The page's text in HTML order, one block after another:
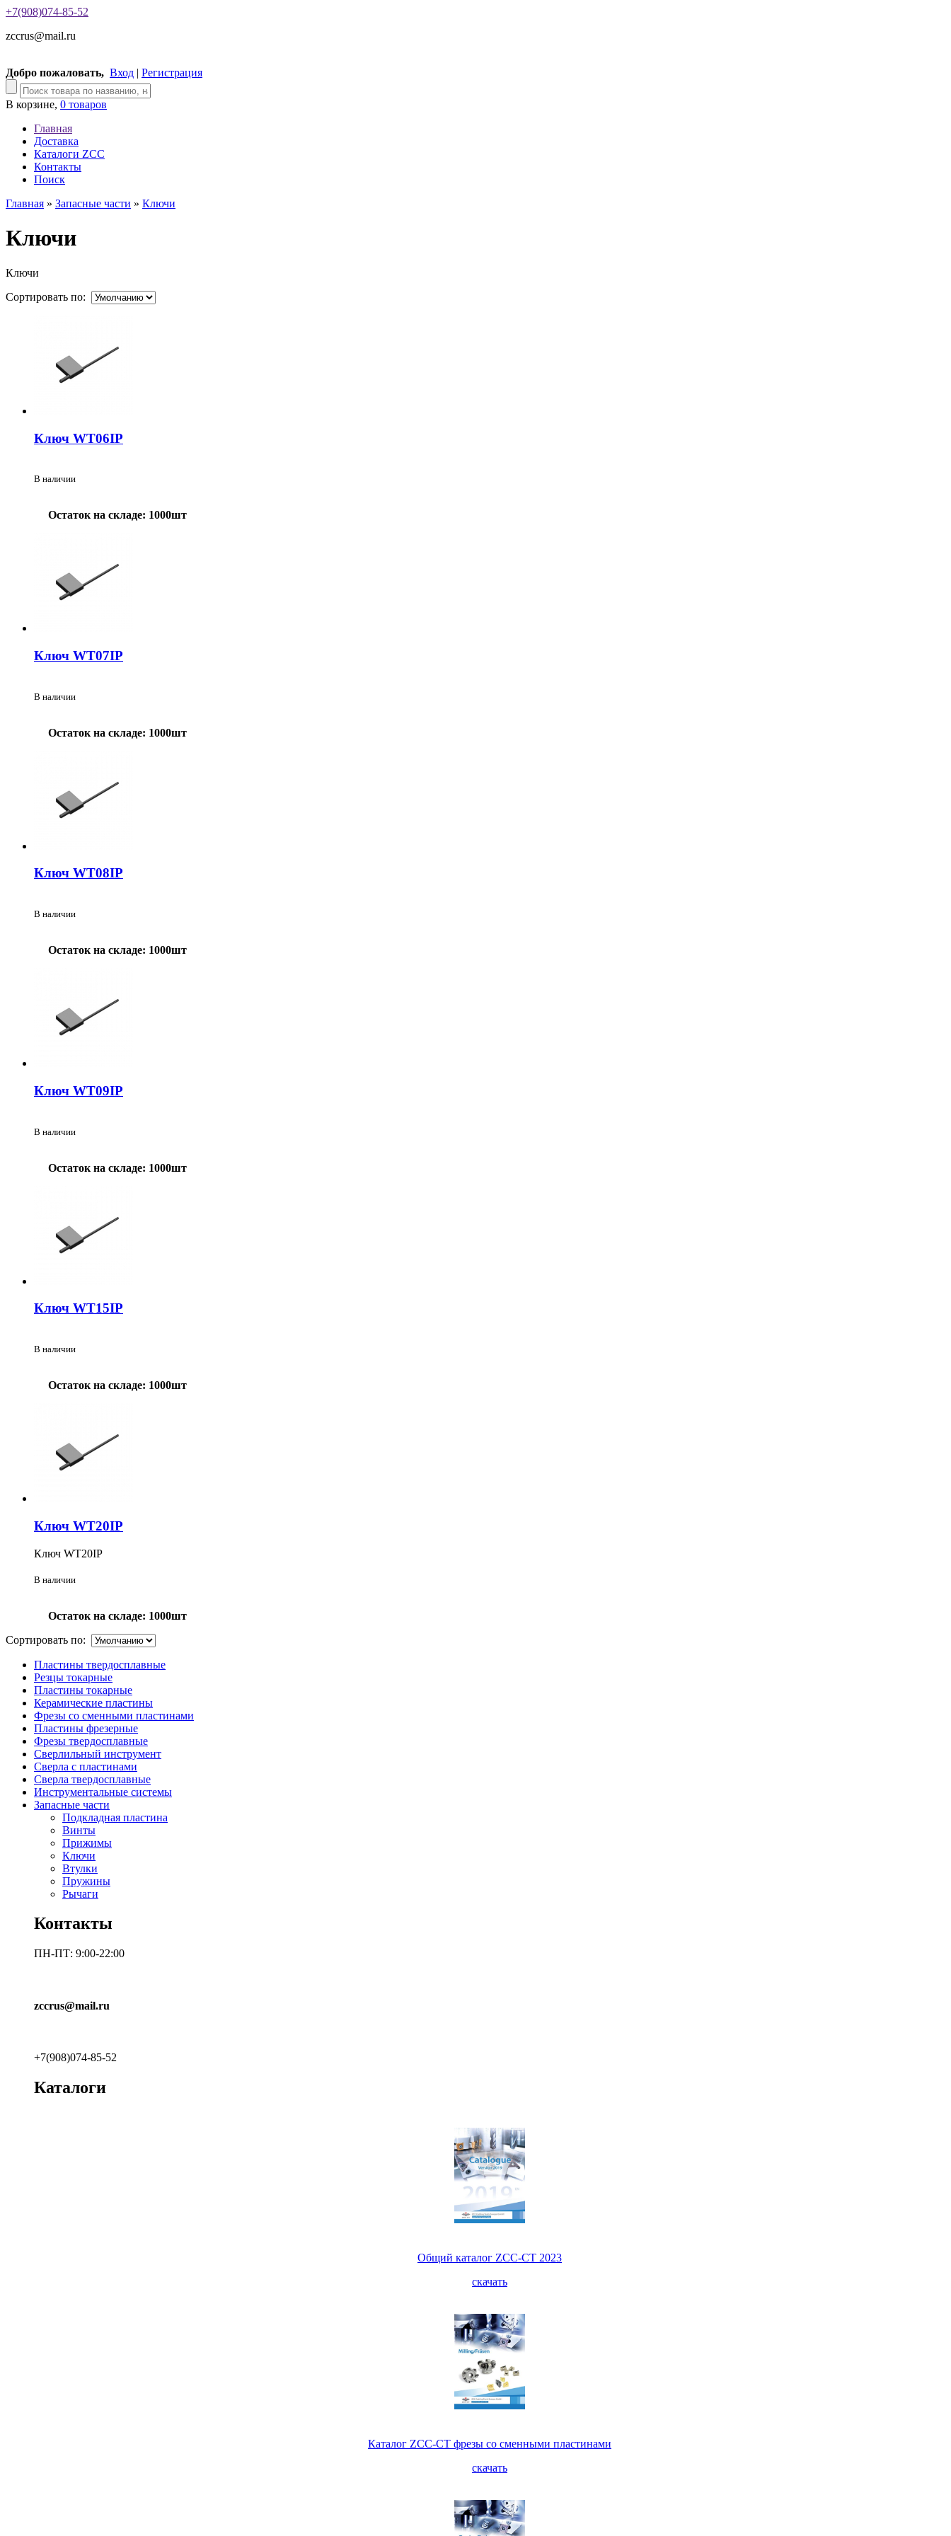
+7(908)074-85-52
zccrus@mail.ru
Добро пожаловать, Вход | Регистрация
В корзине, 0 товаров
Главная
Доставка
Каталоги ZCC
Контакты
Поиск
Главная » Запасные части » Ключи
Ключи
Ключи
Сортировать по:
Ключ WT06IP
В наличии
Остаток на складе: 1000шт
Ключ WT07IP
В наличии
Остаток на складе: 1000шт
Ключ WT08IP
В наличии
Остаток на складе: 1000шт
Ключ WT09IP
В наличии
Остаток на складе: 1000шт
Ключ WT15IP
В наличии
Остаток на складе: 1000шт
Ключ WT20IP
Ключ WT20IP
В наличии
Остаток на складе: 1000шт
Сортировать по:
Пластины твердосплавные
Резцы токарные
Пластины токарные
Керамические пластины
Фрезы со сменными пластинами
Пластины фрезерные
Фрезы твердосплавные
Сверлильный инструмент
Сверла с пластинами
Сверла твердосплавные
Инструментальные системы
Запасные части
Подкладная пластина
Винты
Прижимы
Ключи
Втулки
Пружины
Рычаги
Контакты
ПН-ПТ: 9:00-22:00
zccrus@mail.ru
+7(908)074-85-52
Каталоги
Общий каталог ZCC-CT 2023
скачать
Каталог ZCC-CT фрезы со сменными пластинами
скачать